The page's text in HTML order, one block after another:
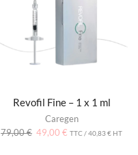
Revofil Fine – 1 x 1 ml
Caregen
79,00€ 49,00 € TTC /40,83€ HT